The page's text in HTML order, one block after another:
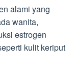
alami yang
wanita,
estrogen
kulit keriput